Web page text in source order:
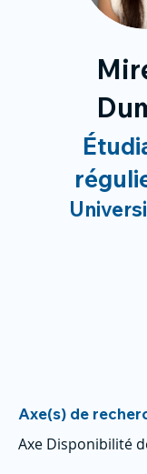
Axe(s) de
Axe Disponibilité